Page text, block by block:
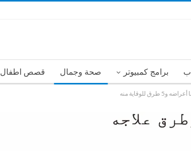
برامج كمبيوتر صحة وجمال قصص اطفال
للوقاية منه